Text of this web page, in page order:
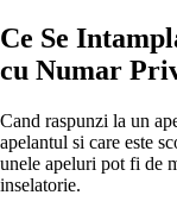
Ce Se
cu Numar
Cand raspunzi la un
apelantul si care este
unele apeluri pot fi de
inselatorie.